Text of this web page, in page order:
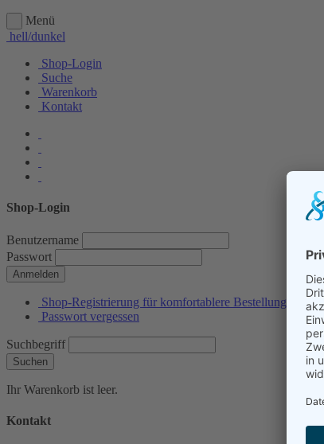
Menü
hell/dunkel
Shop-Login
Suche
Warenkorb
Kontakt
Shop-Login
Benutzername
Passwort
Anmelden
Shop-Registrierung für komfortablere Bestellungen
Passwort vergessen
Suchbegriff
Suchen
Ihr Warenkorb ist leer.
Kontakt